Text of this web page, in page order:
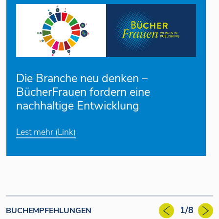
Die Branche neu denken –
BücherFrauen fordern eine
nachhaltige Entwicklung
Lest mehr (Link)
BUCHEMPFEHLUNGEN 1/8